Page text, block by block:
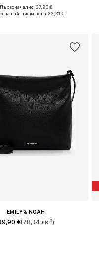
размери: One Size
Първоначално: 37,90 €
най-ниска цена:23,31 €
EMILY & NOAH
€(78,04 лв.³)